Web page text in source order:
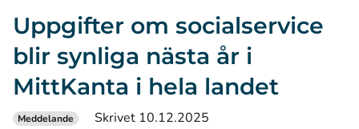
Uppgifter om socialservice
blir synliga nästa år i
MittKanta i hela landet
Meddelande Skrivet 10.12.2025